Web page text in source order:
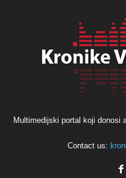
Multimedijski portal koji donosi
Contact us: